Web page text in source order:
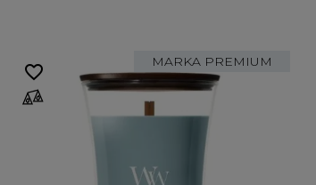
MARKA PREMIUM
favorite_border